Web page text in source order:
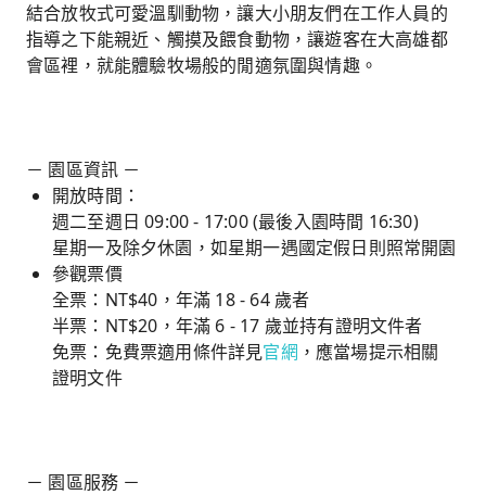
結合放牧式可愛溫馴動物，讓大小朋友們在工作人員的
指導之下能親近、觸摸及餵食動物，讓遊客在大高雄都
會區裡，就能體驗牧場般的閒適氛圍與情趣。
－ 園區資訊 －
開放時間：
週二至週日 09:00 - 17:00 (最後入園時間 16:30)
星期一及除夕休園，如星期一遇國定假日則照常開園
參觀票價
全票：NT$40，年滿 18 - 64 歲者
半票：NT$20，年滿 6 - 17 歲並持有證明文件者
免票：免費票適用條件詳見官網 ，應當場提示相關
證明文件
－ 園區服務 －